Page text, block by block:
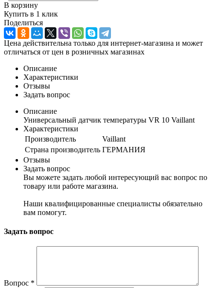
В корзину
Купить в 1 клик
Поделиться
Цена действительна только для интернет-магазина и может
отличаться от цен в розничных магазинах
Описание
Характеристики
Отзывы
Задать вопрос
Описание
Универсальный датчик температуры VR 10 Vaillant
Характеристики
Производитель
Vaillant
Страна производитель ГЕРМАНИЯ
Отзывы
Задать вопрос
Вы можете задать любой интересующий вас вопрос по
товару или работе магазина.
Наши квалифицированные специалисты обязательно
вам помогут.
Задать вопрос
Вопрос *